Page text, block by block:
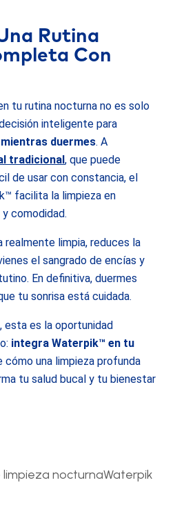
Rutina
Con
tu rutina nocturna no es solo
inteligente para
duermes. A
tradicional, que puede
de usar con constancia, el
facilita la limpieza en
comodidad.
limpia, reduces la
el sangrado de encías y
En definitiva, duermes
tu sonrisa está cuidada.
esta es la oportunidad
integra Waterpik™ en tu
cómo una limpieza profunda
tu salud bucal y tu bienestar
nocturnaWaterpik